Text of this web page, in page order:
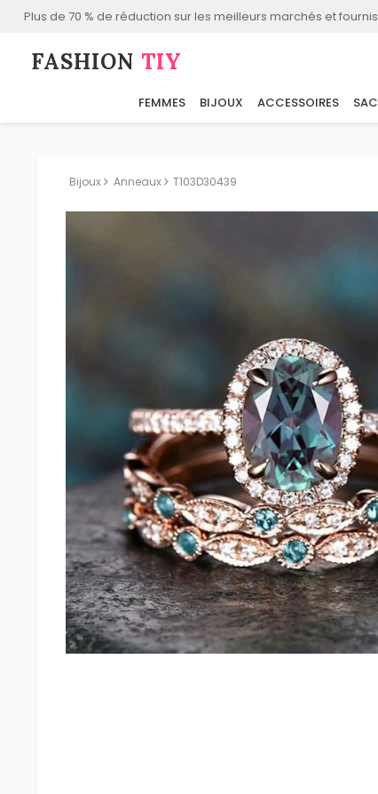
Plus de 70 % de réduction sur les meilleurs marchés et
FASHION⁠ TIY
FEMMES BIJOUX ACCESSOIRES
Bijoux Anneaux T103D30439